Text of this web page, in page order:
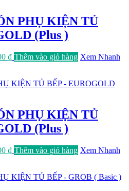
PHỤ KIỆN TỦ
(Plus )
₫.
₫Giá
là:
Thêm vào giỏ hàng Xem Nhanh
PHỤ KIỆN TỦ
(Plus )
₫.
₫Giá
là:
Thêm vào giỏ hàng Xem Nhanh